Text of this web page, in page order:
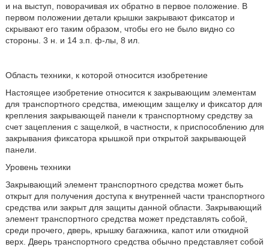
и на выступ, поворачивая их обратно в первое положение. В
первом положении детали крышки закрывают фиксатор и
скрывают его таким образом, чтобы его не было видно со
стороны. 3 н. и 14 з.п. ф-лы, 8 ил.
Область техники, к которой относится изобретение
Настоящее изобретение относится к закрывающим элементам
для транспортного средства, имеющим защелку и фиксатор для
крепления закрывающей панели к транспортному средству за
счет зацепления с защелкой, в частности, к приспособлению для
закрывания фиксатора крышкой при открытой закрывающей
панели.
Уровень техники
Закрывающий элемент транспортного средства может быть
открыт для получения доступа к внутренней части транспортного
средства или закрыт для защиты данной области. Закрывающий
элемент транспортного средства может представлять собой,
среди прочего, дверь, крышку багажника, капот или откидной
верх. Дверь транспортного средства обычно представляет собой